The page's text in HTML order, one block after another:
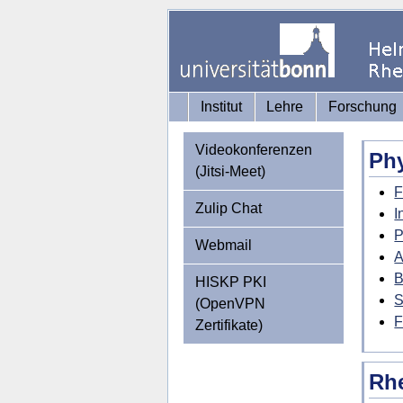
Institut Lehre Forschung
Videokonferenzen
(Jitsi-Meet)
Zulip Chat
Webmail
HISKP PKI
(OpenVPN
Zertifikate)